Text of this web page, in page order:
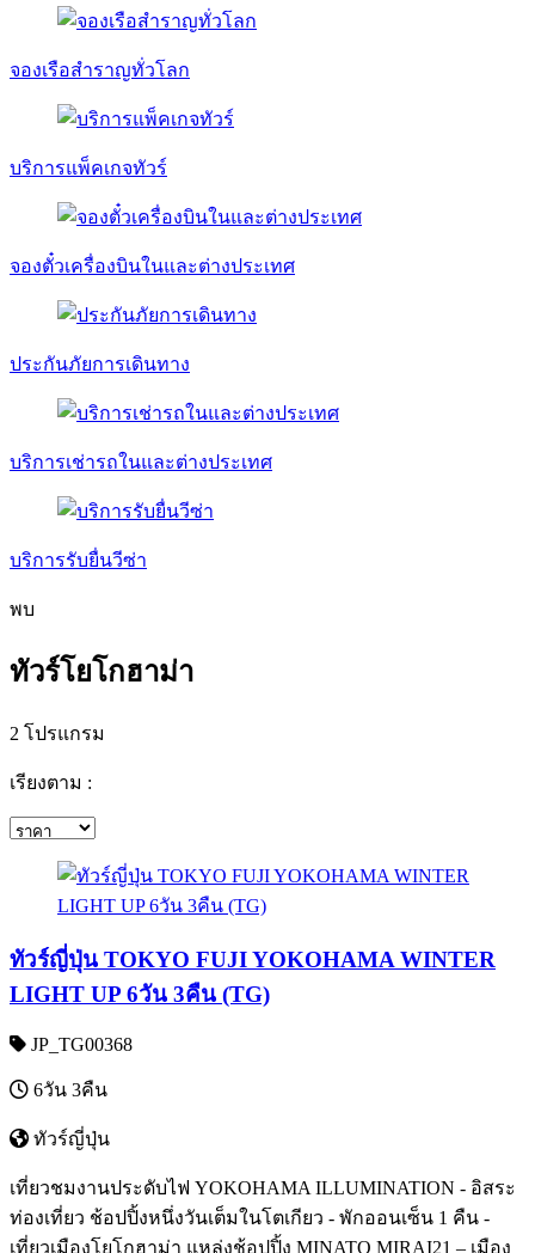
จองเรือสำราญทั่วโลก
บริการแพ็คเกจทัวร์
จองตั๋วเครื่องบินในและต่างประเทศ
ประกันภัยการเดินทาง
บริการเช่ารถในและต่างประเทศ
บริการรับยื่นวีซ่า
พบ
ทัวร์โยโกฮาม่า
2 โปรแกรม
เรียงตาม :
ทัวร์ญี่ปุ่น TOKYO FUJI YOKOHAMA WINTER
LIGHT UP 6วัน 3คืน (TG)
JP_TG00368
6วัน 3คืน
ทัวร์ญี่ปุ่น
เที่ยวชมงานประดับไฟ YOKOHAMA ILLUMINATION - อิสระ
ท่องเที่ยว ช้อปปิ้งหนึ่งวันเต็มในโตเกียว - พักออนเซ็น 1 คืน -
เที่ยวเมืองโยโกฮาม่า แหล่งช้อปปิ้ง MINATO MIRAI21 – เมือง